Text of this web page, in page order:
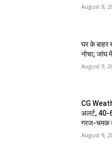
August 9,
घर के बाहर
नोचा; जांघ
August 9,
CG
अलर्ट, 40-
गरज-चमक
August 9,